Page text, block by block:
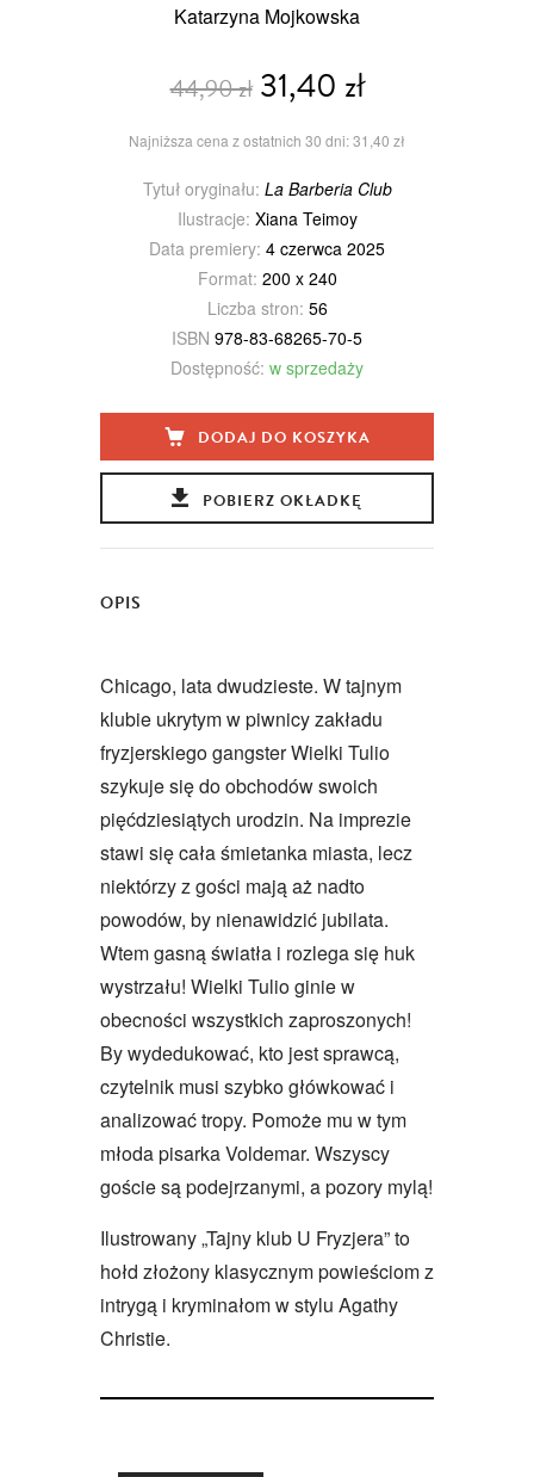
Katarzyna Mojkowska
44,90 zł31,40 zł
Najniższa cena z ostatnich 30 dni: 31,40 zł
Tytuł oryginału: La Barberia Club
Ilustracje: Xiana Teimoy
Data premiery: 4 czerwca 2025
Format: 200 x 240
Liczba stron: 56
ISBN 978-83-68265-70-5
Dostępność: w sprzedaży
DODAJ DO KOSZYKA
POBIERZ OKŁADKĘ
OPIS
Chicago, lata dwudzieste. W tajnym
klubie ukrytym w piwnicy zakładu
fryzjerskiego gangster Wielki Tulio
szykuje się do obchodów swoich
pięćdziesiątych urodzin. Na imprezie
stawi się cała śmietanka miasta, lecz
niektórzy z gości mają aż nadto
powodów, by nienawidzić jubilata.
Wtem gasną światła i rozlega się huk
wystrzału! Wielki Tulio ginie w
obecności wszystkich zaproszonych!
By wydedukować, kto jest sprawcą,
czytelnik musi szybko główkować i
analizować tropy. Pomoże mu w tym
młoda pisarka Voldemar. Wszyscy
goście są podejrzanymi, a pozory mylą!
Ilustrowany „Tajny klub U Fryzjera” to
hołd złożony klasycznym powieściom z
intrygą i kryminałom w stylu Agathy
Christie.